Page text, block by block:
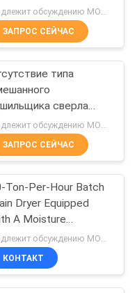
56
Подлежит обсуждению MOQ:1 набор
ЗАПРОС СЕЙЧАС
типа
сверла
22 тонны в
для падиа маиса
ЗАПРОС СЕЙЧАС
Ton-Per-Hour Batch
Dryer Equipped
A Moisture
КОНТАКТ